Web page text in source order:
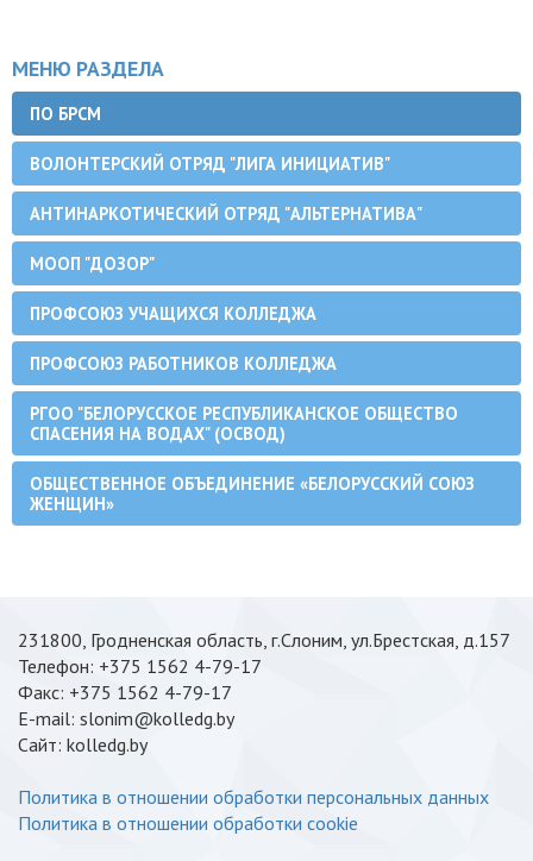
МЕНЮ РАЗДЕЛА
ПО БРСМ
ВОЛОНТЕРСКИЙ ОТРЯД "ЛИГА ИНИЦИАТИВ"
АНТИНАРКОТИЧЕСКИЙ ОТРЯД "АЛЬТЕРНАТИВА"
МООП "ДОЗОР"
ПРОФСОЮЗ УЧАЩИХСЯ КОЛЛЕДЖА
ПРОФСОЮЗ РАБОТНИКОВ КОЛЛЕДЖА
РГОО "БЕЛОРУССКОЕ РЕСПУБЛИКАНСКОЕ ОБЩЕСТВО
СПАСЕНИЯ НА ВОДАХ" (ОСВОД)
ОБЩЕСТВЕННОЕ ОБЪЕДИНЕНИЕ «БЕЛОРУССКИЙ СОЮЗ
ЖЕНЩИН»
231800, Гродненская область, г.Слоним, ул.Брестская, д.157
Телефон: +375 1562 4-79-17
Факс: +375 1562 4-79-17
E-mail: slonim@kolledg.by
Cайт: kolledg.by
Политика в отношении обработки персональных данных
Политика в отношении обработки cookie